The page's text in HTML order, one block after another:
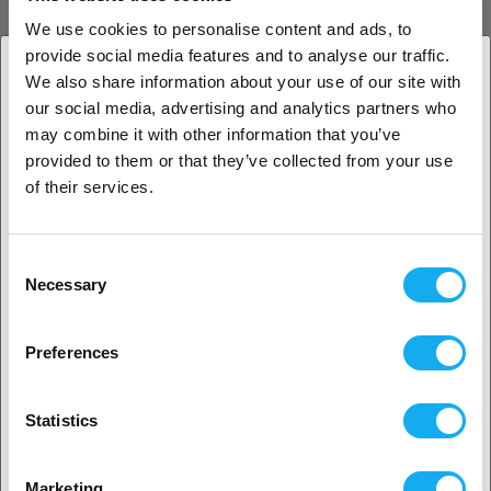
We use cookies to personalise content and ads, to
provide social media features and to analyse our traffic.
We also share information about your use of our site with
our social media, advertising and analytics partners who
may combine it with other information that you’ve
provided to them or that they’ve collected from your use
of their services.
Selection
Necessary
Preferences
Statistics
DKK89,00
På lager50+
1. Er du erhvervskunde eller privatkunde?
Erhvervskunde
Privat kunde